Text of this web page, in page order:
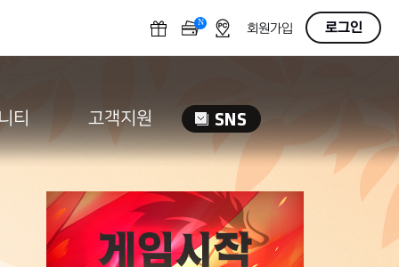
N OFF회원가입 로그인
티 고객지원